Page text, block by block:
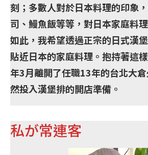
刻；多數人對於日本料理的印象
司、鰻魚飯等等，對日本家庭料
如此，我希望透過正宗的日式漢
貼近日本的家庭料理。抱持著這
年3月離開了任職13年的台北大
然投入漢堡排的開店準備。
私が常連客